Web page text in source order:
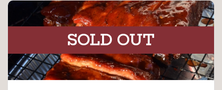
SOLD OUT